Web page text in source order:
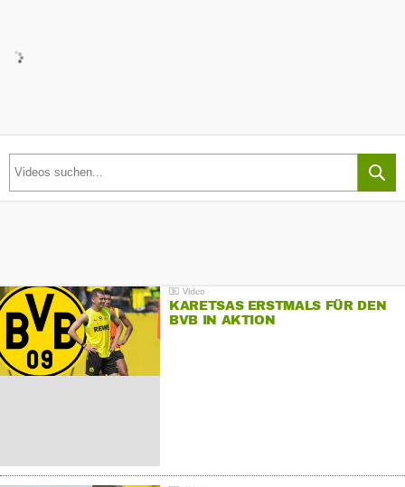
KARETSAS ERSTMALS FÜR DEN
BVB IN AKTION